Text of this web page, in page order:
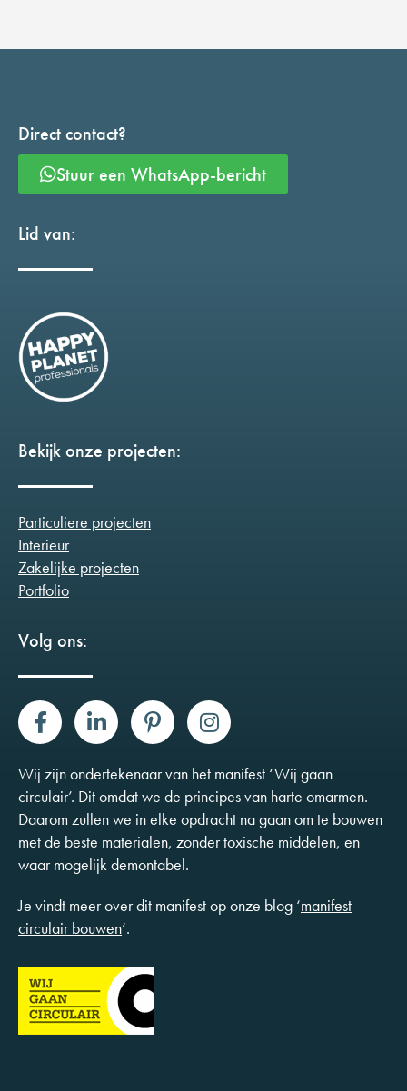
Direct contact?
Stuur een WhatsApp-bericht
Lid van:
Bekijk onze projecten:
Particuliere projecten
Interieur
Zakelijke projecten
Portfolio
Volg ons:
Wij zijn ondertekenaar van het manifest ‘Wij gaan
circulair’. Dit omdat we de principes van harte omarmen.
Daarom zullen we in elke opdracht na gaan om te bouwen
met de beste materialen, zonder toxische middelen, en
waar mogelijk demontabel.
Je vindt meer over dit manifest op onze blog ‘manifest
circulair bouwen‘.